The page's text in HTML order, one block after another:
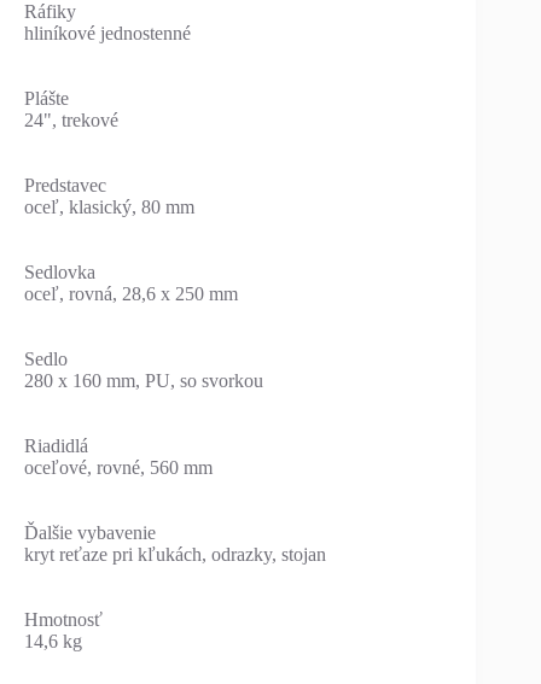
Ráfiky
hliníkové jednostenné
Plášte
24", trekové
Predstavec
oceľ, klasický, 80 mm
Sedlovka
oceľ, rovná, 28,6 x 250 mm
Sedlo
280 x 160 mm, PU, so svorkou
Riadidlá
oceľové, rovné, 560 mm
Ďalšie vybavenie
kryt reťaze pri kľukách, odrazky, stojan
Hmotnosť
14,6 kg